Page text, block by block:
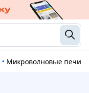
• Микроволновые печи